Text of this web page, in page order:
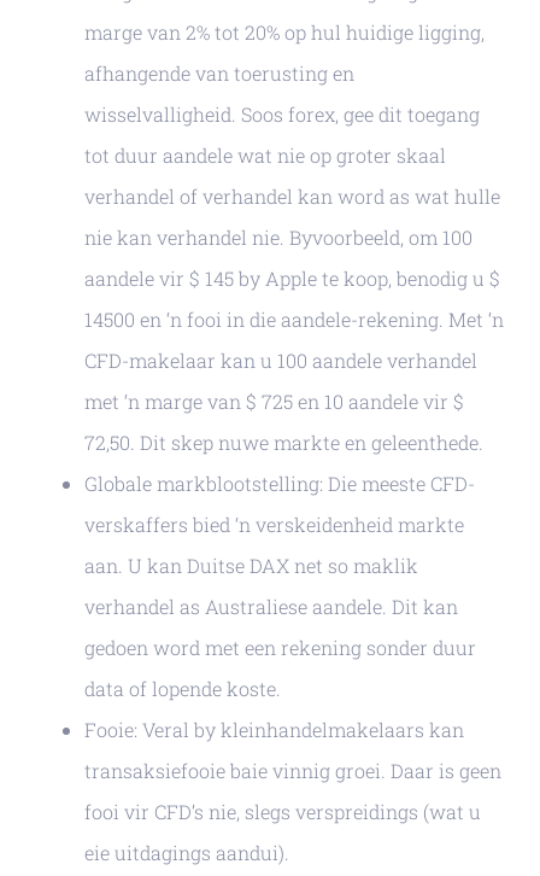
marge van 2% tot 20% op hul huidige ligging,
afhangende van toerusting en
wisselvalligheid. Soos forex, gee dit toegang
tot duur aandele wat nie op groter skaal
verhandel of verhandel kan word as wat hulle
nie kan verhandel nie. Byvoorbeeld, om 100
aandele vir $ 145 by Apple te koop, benodig u $
14500 en ‘n fooi in die aandele-rekening. Met ‘n
CFD-makelaar kan u 100 aandele verhandel
met ‘n marge van $ 725 en 10 aandele vir $
72,50. Dit skep nuwe markte en geleenthede.
Globale markblootstelling: Die meeste CFD-
verskaffers bied ‘n verskeidenheid markte
aan. U kan Duitse DAX net so maklik
verhandel as Australiese aandele. Dit kan
gedoen word met een rekening sonder duur
data of lopende koste.
Fooie: Veral by kleinhandelmakelaars kan
transaksiefooie baie vinnig groei. Daar is geen
fooi vir CFD’s nie, slegs verspreidings (wat u
eie uitdagings aandui).